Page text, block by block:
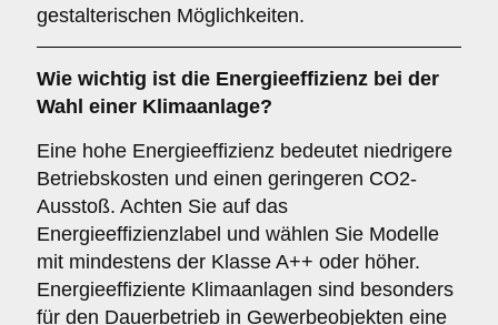
gestalterischen Möglichkeiten.
Wie wichtig ist die Energieeffizienz bei der
Wahl einer Klimaanlage?
Eine hohe Energieeffizienz bedeutet niedrigere
Betriebskosten und einen geringeren CO2-
Ausstoß. Achten Sie auf das
Energieeffizienzlabel und wählen Sie Modelle
mit mindestens der Klasse A++ oder höher.
Energieeffiziente Klimaanlagen sind besonders
für den Dauerbetrieb in Gewerbeobjekten eine